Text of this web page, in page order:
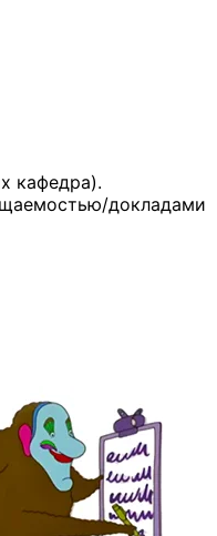
кафедра).
докладами